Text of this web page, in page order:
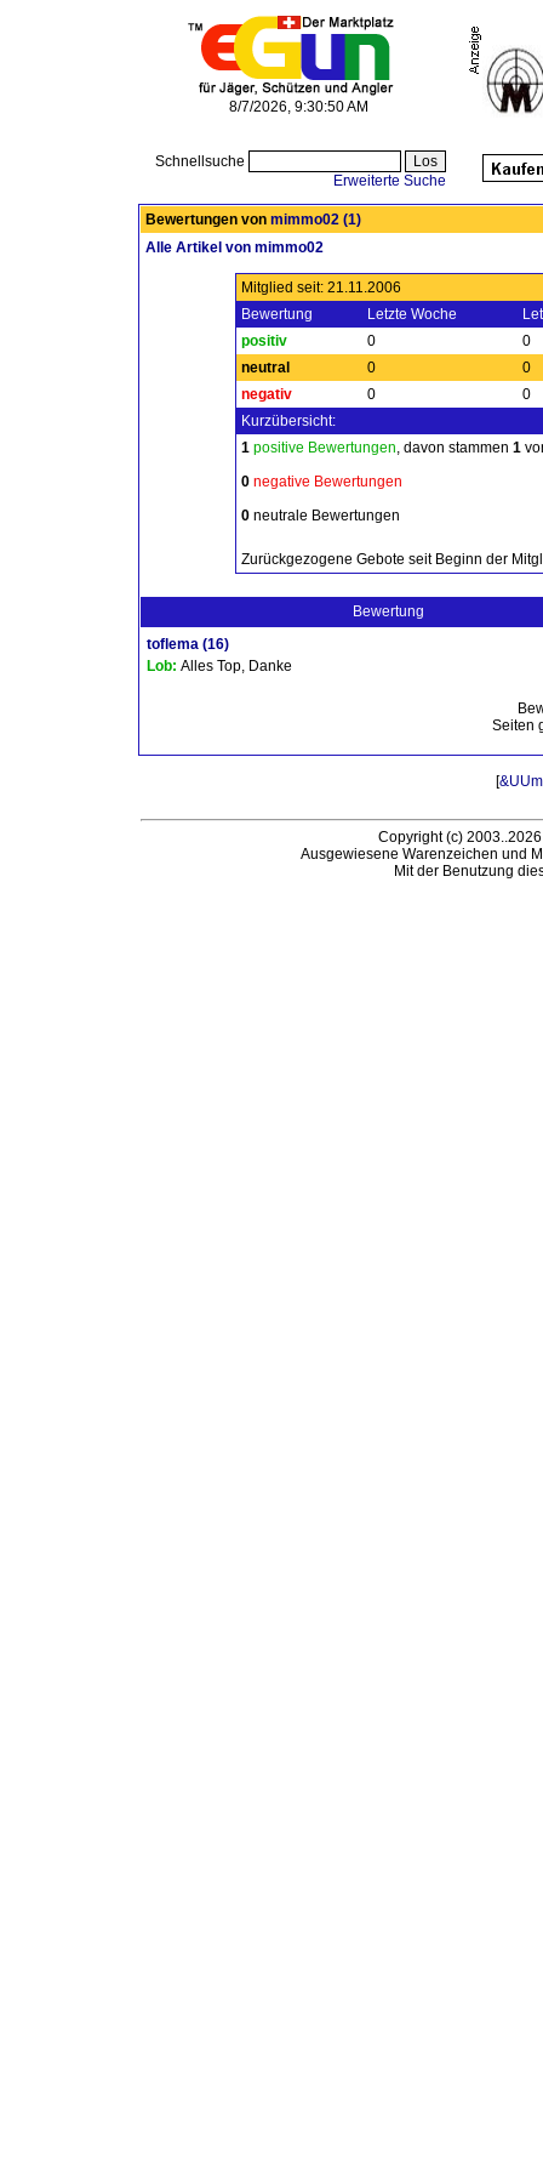
8/7/2026, 9:30:50 AM
Schnellsuche
Erweiterte Suche
Bewertungen von mimmo02 (1)
Alle Artikel von mimmo02
Mitglied seit: 21.11.2006
Bewertung
Letzte Woche
positiv
0
0
neutral
0
0
negativ
0
0
Kurzübersicht:
1 positive Bewertungen, davon stammen 1
0 negative Bewertungen
0 neutrale Bewertungen
Zurückgezogene Gebote seit Beginn der
Bewertung
toflema (16)
Lob: Alles Top, Danke
Seiten
[
Copyright (c)
Ausgewiesene Warenzeichen und
Mit der Benutzung